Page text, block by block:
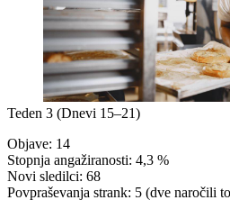
Teden 3 (Dnevi 15–21)
Objave: 14
Stopnja angažiranosti: 4,3 %
Novi sledilci: 68
Povpraševanja strank: 5 (dve naročili